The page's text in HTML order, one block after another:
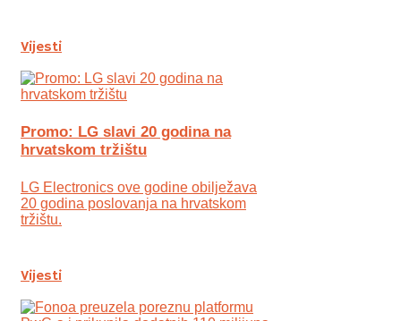
Vijesti
Promo: LG slavi 20 godina na
hrvatskom tržištu
LG Electronics ove godine obilježava
20 godina poslovanja na hrvatskom
tržištu.
Vijesti